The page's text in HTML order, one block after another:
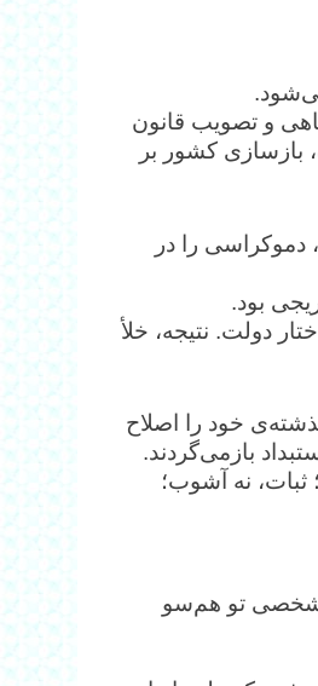
و تصویب قانون
بازسازی کشور بر
دموکراسی را در
بود.
ساختار دولت. نتیجه، خلأ
خود را اصلاح
بازمی‌گردند.
نه آشوب؛
شخصی تو هم‌سو